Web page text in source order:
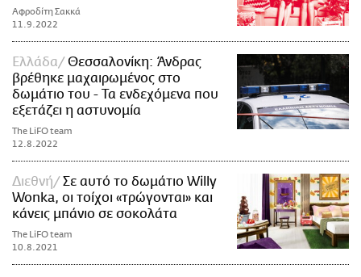
Αφροδίτη Σακκά
11.9.2022
Ελλάδα
Θεσσαλονίκη: Άνδρας
βρέθηκε μαχαιρωμένος στο
δωμάτιο του - Τα ενδεχόμενα που
εξετάζει η αστυνομία
The LiFO team
12.8.2022
Διεθνή
Σε αυτό το δωμάτιο Willy
Wonka, οι τοίχοι «τρώγονται» και
κάνεις μπάνιο σε σοκολάτα
The LiFO team
10.8.2021